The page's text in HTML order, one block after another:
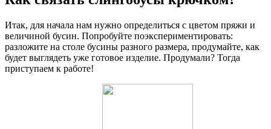
Итак, для начала нам нужно определиться с цветом пряжи и
величиной бусин. Попробуйте поэкспериментировать:
разложите на столе бусины разного размера, продумайте, как
будет выглядеть уже готовое изделие. Продумали? Тогда
приступаем к работе!